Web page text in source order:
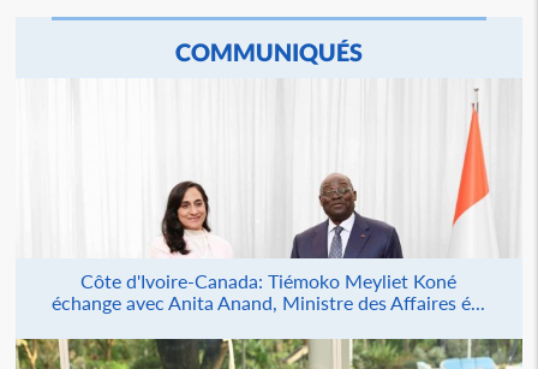
COMMUNIQUÉS
Côte d'Ivoire-Canada: Tiémoko Meyliet Koné
échange avec Anita Anand, Ministre des Affaires é...